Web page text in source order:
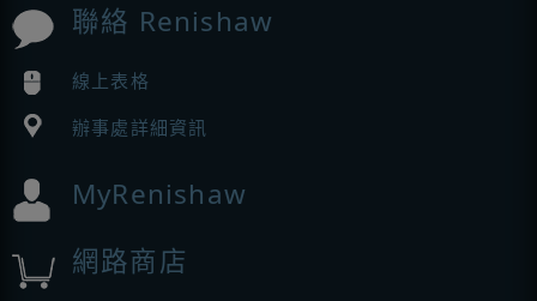
聯絡 Renishaw
線上表格
辦事處詳細資訊
MyRenishaw
網路商店